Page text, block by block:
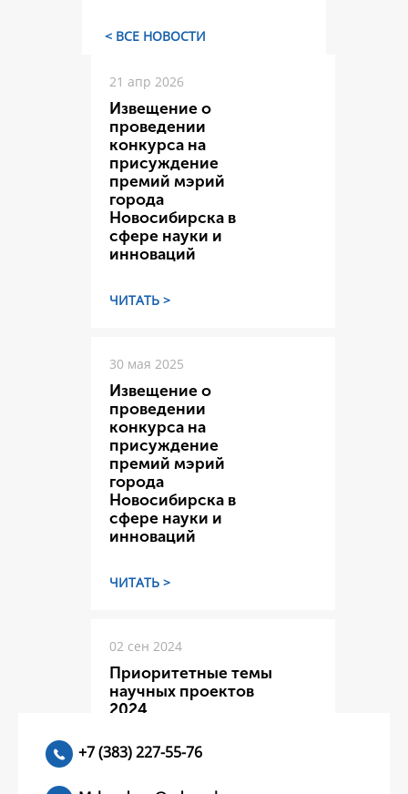
< ВСЕ НОВОСТИ
21 апр 2026
Извещение о
проведении
конкурса на
присуждение
премий мэрий
города
Новосибирска в
сфере науки и
инноваций
ЧИТАТЬ >
30 мая 2025
Извещение о
проведении
конкурса на
присуждение
премий мэрий
города
Новосибирска в
сфере науки и
инноваций
ЧИТАТЬ >
02 сен 2024
Приоритетные темы
научных проектов
2024
ЧИТАТЬ >
+7 (383) 227-55-76